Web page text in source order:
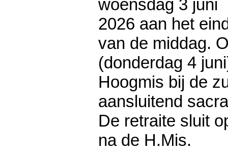
woensdag 3 juni
2026 aan het
van de middag.
(donderdag 4
Hoogmis bij de
aansluitend
De retraite sluit
na de H.Mis.